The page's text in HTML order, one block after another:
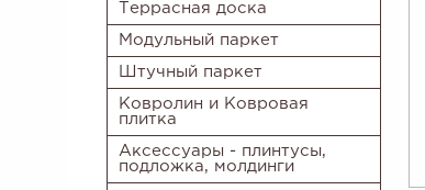
Террасная доска
Модульный паркет
Штучный паркет
Ковролин и Ковровая
плитка
Аксессуары - плинтусы,
подложка, молдинги